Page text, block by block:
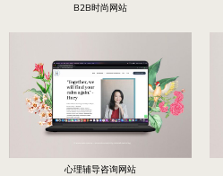
B2B时尚网站
心理辅导咨询网站